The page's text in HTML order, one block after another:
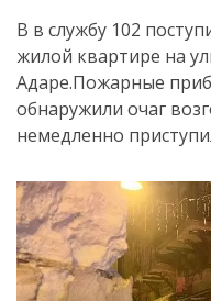
В в службу 102
жилой квартире на
Адаре.Пожарные
обнаружили очаг
немедленно